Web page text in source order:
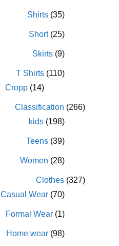
Shirts (35)
Short (25)
Skirts (9)
T Shirts (110)
Cropp (14)
Classification (266)
kids (198)
Teens (39)
Women (28)
Clothes (327)
Casual Wear (70)
Formal Wear (1)
Home wear (98)